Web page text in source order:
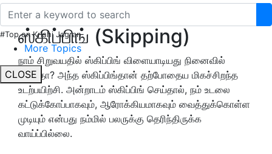
#Top on Krishi Jagran
More Topics
CLOSE
உங்களுக்குதான்.
ஸ்கிப்பிங் (Skipping)
நாம் சிறுவயதில் ஸ்கிப்பிங் விளையாடியது நினைவில்
உள்ளதா? அந்த ஸ்கிப்பிங்தான் தற்போதைய மிகச்சிறந்த
உடற்பயிற்சி. அன்றாடம் ஸ்கிப்பிங் செய்தால், நம் உடலை
கட்டுக்கோப்பாகவும், ஆரோக்கியமாகவும் வைத்துக்கொள்ள
முடியும் என்பது நம்மில் பலருக்கு தெரிந்திருக்க
வாய்ப்பில்லை.